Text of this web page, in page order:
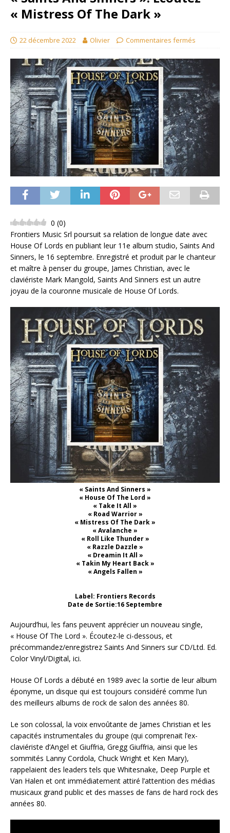
« Mistress Of The Dark »
22 décembre 2022 Olivier Commentaires fermés
0 (0)
Frontiers Music Srl poursuit sa relation de longue date avec
House Of Lords en publiant leur 11e album studio, Saints And
Sinners, le 16 septembre. Enregistré et produit par le chanteur
et maître à penser du groupe, James Christian, avec le
claviériste Mark Mangold, Saints And Sinners est un autre
joyau de la couronne musicale de House Of Lords.
« Saints And Sinners »
« House Of The Lord »
« Take It All »
« Road Warrior »
« Mistress Of The Dark »
« Avalanche »
« Roll Like Thunder »
« Razzle Dazzle »
« Dreamin It All »
« Takin My Heart Back »
« Angels Fallen »
Label: Frontiers Records
Date de Sortie:16 Septembre
Aujourd’hui, les fans peuvent apprécier un nouveau single,
« House Of The Lord ». Écoutez-le ci-dessous, et
précommandez/enregistrez Saints And Sinners sur CD/Ltd. Ed.
Color Vinyl/Digital, ici.
House Of Lords a débuté en 1989 avec la sortie de leur album
éponyme, un disque qui est toujours considéré comme l’un
des meilleurs albums de rock de salon des années 80.
Le son colossal, la voix envoûtante de James Christian et les
capacités instrumentales du groupe (qui comprenait l’ex-
claviériste d’Angel et Giuffria, Gregg Giuffria, ainsi que les
sommités Lanny Cordola, Chuck Wright et Ken Mary),
rappelaient des leaders tels que Whitesnake, Deep Purple et
Van Halen et ont immédiatement attiré l’attention des médias
musicaux grand public et des masses de fans de hard rock des
années 80.